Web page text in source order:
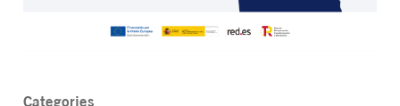
Categories